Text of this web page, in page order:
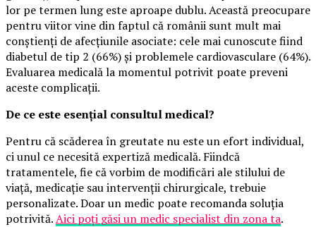
lor pe termen lung este aproape dublu. Această preocupare
pentru viitor vine din faptul că românii sunt mult mai
conștienți de afecțiunile asociate: cele mai cunoscute fiind
diabetul de tip 2 (66%) și problemele cardiovasculare (64%).
Evaluarea medicală la momentul potrivit poate preveni
aceste complicații.
De ce este esențial consultul medical?
Pentru că scăderea în greutate nu este un efort individual,
ci unul ce necesită expertiză medicală. Fiindcă
tratamentele, fie că vorbim de modificări ale stilului de
viață, medicație sau intervenții chirurgicale, trebuie
personalizate. Doar un medic poate recomanda soluția
potrivită.Aici poți găsi un medic specialist din zona ta.